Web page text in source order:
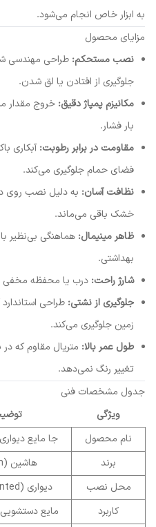
به ابزار خاص انجام می‌شود.
مزایای محصول
نصب مستحکم: طراحی مهندسی
جلوگیری از افتادن یا لق شدن.
مکانیزم پمپاژ دقیق: خروج مقدار
بار فشار.
مقاومت در برابر رطوبت: آبکاری
فضای حمام جلوگیری می‌کند.
نظافت آسان: به دلیل نصب روی
خشک باقی می‌ماند.
ظاهر مینیمال: هماهنگی بی‌نظیر
بهداشتی.
شارژ راحت: درب یا محفظه مخفی
جلوگیری از نشتی: طراحی
زمین جلوگیری می‌کند.
طول عمر بالا: متریال مقاوم که
تغییر رنگ نمی‌دهد.
جدول مشخصات فنی
ویژگی
نام محصول
جا مایع
برند
هاشین (Hashin)
محل نصب
دیواری (Wall-Mounted)
کاربرد
مایع